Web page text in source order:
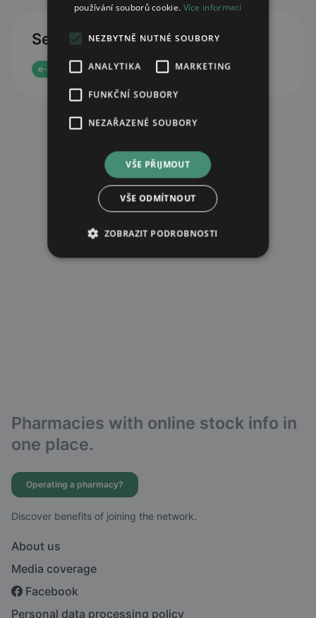
Services
e-prescription reservation
Pharmacies with online stock info in
one place.
Operating a pharmacy?
Discover benefits of joining the network.
About us
Media coverage
Facebook
Personal data processing policy
používání souborů cookie. Více informací
NEZBYTNĚ NUTNÉ SOUBORY
ANALYTIKA MARKETING
FUNKČNÍ SOUBORY
NEZAŘAZENÉ SOUBORY
VŠE PŘIJMOUT
VŠE ODMÍTNOUT
ZOBRAZIT PODROBNOSTI